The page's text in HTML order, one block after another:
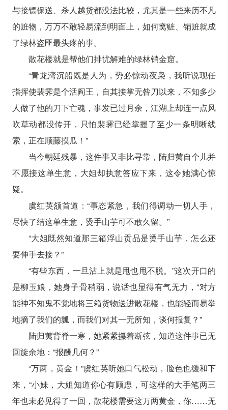
与接镖保送、杀人越货都没法比较，尤其是一些来历不凡
的赃物，万万不敢轻易流到明面上，如何窝赃、销赃就成
了绿林盗匪最头疼的事。
散花楼就是帮他们排忧解难的绿林销金窟。
“青龙湾沉船既是人为，势必惊动夜枭，我听说现任
指挥使裴霁是个活阎王，自其接掌无咎刀以来，不知多少
人做了他的刀下亡魂，事发已过月余，江湖上却连一点风
吹草动都没传开，只怕裴霁已经掌握了至少一条明晰线
索，正在顺藤摸瓜！”
当今朝廷残暴，这件事又非比寻常，陆归荑自个儿并
不愿接这单生意，大姐却执意答应下来，这令她满心惊
疑。
虞红英颔首道：“事态紧急，我们得调动一切人手，
尽快了结这单生意，烫手山芋可不敢久留。”
“大姐既然知道那三箱浮山贡品是烫手山芋，怎么还
要伸手去接？”
“有些东西，一旦沾上就是甩也甩不脱。”这次开口的
是柳玉娘，她身子骨稍弱，说话也显得有气无力，“对方
能神不知鬼不觉地将三箱货物送进散花楼，也能轻而易举
地摘了我们的瓢，而我们对其一无所知，谈何报复？”
陆归荑背脊一寒，她紧紧攥着断弦，知道这件事已无
回旋余地：“报酬几何？”
“万两，黄金！”虞红英听她口气松动，脸色也缓和下
来，“小妹，大姐知道你心有顾虑，可这样的大手笔两三
年也未必见得了一回，散花楼需要这万两黄金，你……无